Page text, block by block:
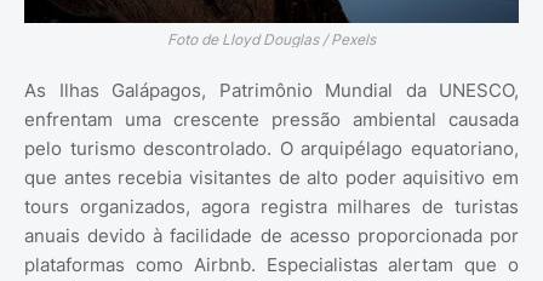
Foto de Lloyd Douglas / Pexels
As Ilhas Galápagos, Patrimônio Mundial da UNESCO,
enfrentam uma crescente pressão ambiental causada
pelo turismo descontrolado. O arquipélago equatoriano,
que antes recebia visitantes de alto poder aquisitivo em
tours organizados, agora registra milhares de turistas
anuais devido à facilidade de acesso proporcionada por
plataformas como Airbnb. Especialistas alertam que o